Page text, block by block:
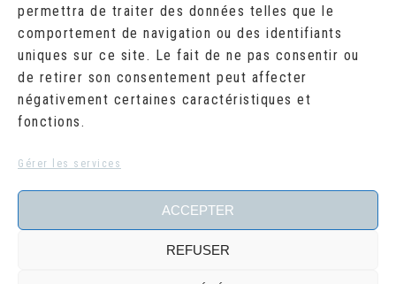
permettra de traiter des données telles que le
comportement de navigation ou des identifiants
uniques sur ce site. Le fait de ne pas consentir ou
de retirer son consentement peut affecter
négativement certaines caractéristiques et
fonctions.
Gérer les services
ACCEPTER
REFUSER
10 11 12 13 14 15
16
17
18 19 20 21 22 23
24
25 26 27 28 29 30
« Juil
RECHERCHER
Search